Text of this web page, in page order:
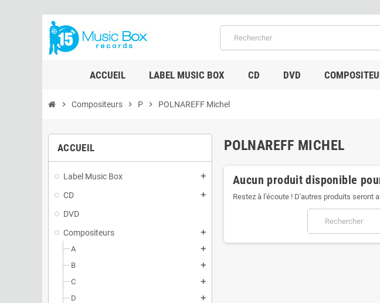
ACCUEIL LABEL MUSIC BOX CD DVD
chevron_right Compositeurs chevron_right P chevron_right POLNAREFF Michel
ACCUEIL
Label Music Box add
CD add
DVD
Compositeurs
add
A add
B add
C add
D add
POLNAREFF MICHEL
Aucun produit disponible
Restez à l'écoute ! D'autres produits seront